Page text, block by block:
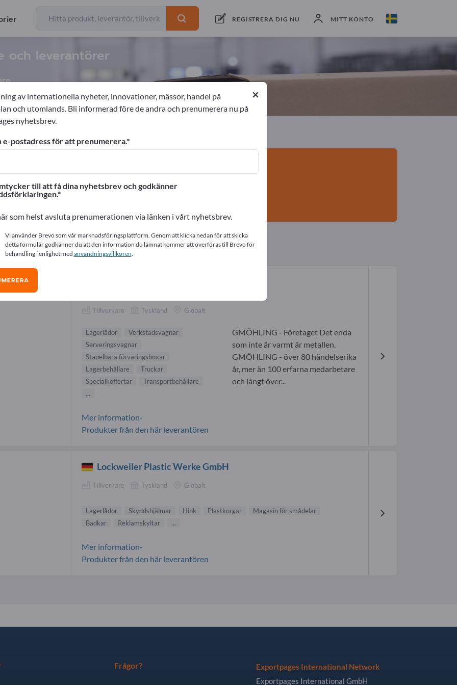
REGISTRERA DIG NU MITT KONTO
och leverantörer
exportörer Tillverkare
>> börja här
på Exportpages.
här
leverantörer (2)
Tillverkare Tyskland Globalt
Lagerlådor
Verkstadsvagnar
Serveringsvagnar
Stapelbara förvaringsboxar
Lagerbehållare
Truckar
Specialkoffertar
Transportbehållare
...
GMÖHLING - Företaget Det enda
som inte är varmt är metallen.
GMÖHLING - över 80 händelserika
år, mer än 100 erfarna medarbetare
och långt över...
Mer information-
Produkter från den här leverantören
Lockweiler Plastic Werke GmbH
Tillverkare Tyskland Globalt
Lagerlådor Skyddshjälmar Hink Plastkorgar
Magasin för smådelar
Badkar
Reklamskyltar ...
Mer information-
Produkter från den här leverantören
Frågor?
Exportpages International Network
Exportpages International GmbH
×
av internationella nyheter, innovationer, mässor, handel på
och utomlands. Bli informerad före de andra och prenumerera nu på
nyhetsbrev.
e-postadress för att prenumerera.
till att få dina nyhetsbrev och godkänner
som helst avsluta prenumerationen via länken i vårt nyhetsbrev.
Vi använder Brevo som vår marknadsföringsplattform. Genom att klicka nedan för att skicka
detta formulär godkänner du att den information du lämnat kommer att överföras till Brevo för
behandling i enlighet med användningsvillkoren.